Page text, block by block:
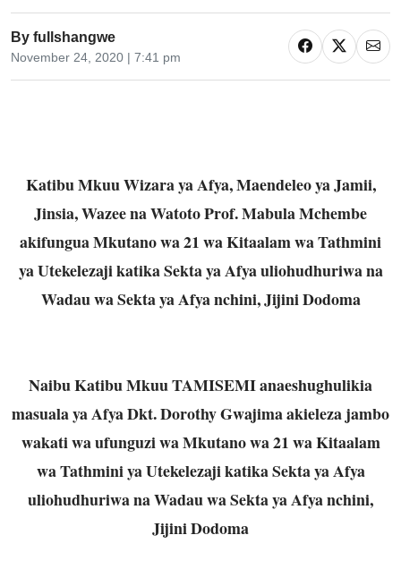
By fullshangwe
November 24, 2020 | 7:41 pm
Katibu Mkuu Wizara ya Afya, Maendeleo ya Jamii,
Jinsia, Wazee na Watoto Prof. Mabula Mchembe
akifungua Mkutano wa 21 wa Kitaalam wa Tathmini
ya Utekelezaji katika Sekta ya Afya uliohudhuriwa na
Wadau wa Sekta ya Afya nchini, Jijini Dodoma
Naibu Katibu Mkuu TAMISEMI anaeshughulikia
masuala ya Afya Dkt. Dorothy Gwajima akieleza jambo
wakati wa ufunguzi wa Mkutano wa 21 wa Kitaalam
wa Tathmini ya Utekelezaji katika Sekta ya Afya
uliohudhuriwa na Wadau wa Sekta ya Afya nchini,
Jijini Dodoma